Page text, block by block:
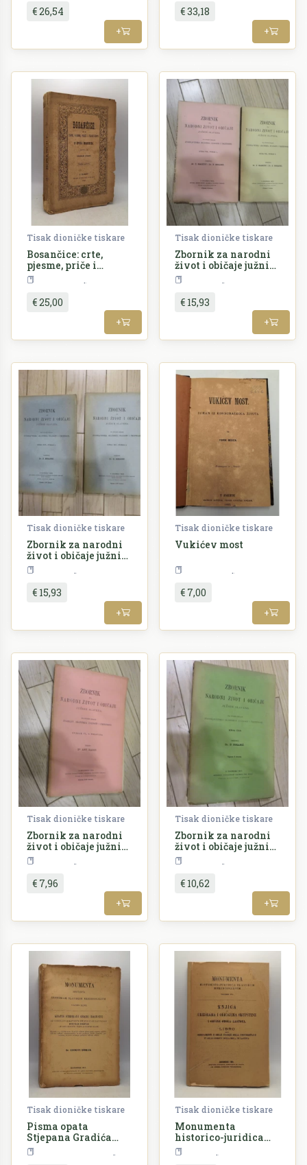
€ 26,54
+
€ 33,18
+
Tisak dioničke tiskare
Bosančice: crte,
pjesme, priče i
pripovjesti iz života
bosanskoga
€ 25,00
+
Tisak dioničke tiskare
Zbornik za narodni
život i običaje južnih
Slavena VII/1-2/1902
€ 15,93
+
Tisak dioničke tiskare
Zbornik za narodni
život i običaje južnih
Slavena XVI/1-
2/1909
€ 15,93
+
Tisak dioničke tiskare
Vukićev most
€ 7,00
+
Tisak dioničke tiskare
Zbornik za narodni
život i običaje južnih
Slavena VI/2/1901
€ 7,96
+
Tisak dioničke tiskare
Zbornik za narodni
život i običaje južnih
Slavena XXII/1917
€ 10,62
+
Tisak dioničke tiskare
Pisma opata
Stjepana Gradića
Dubrovčanina
Dubrovnik
Tisak dioničke tiskare
Monumenta
historico-juridica
slavorum
meridionalium